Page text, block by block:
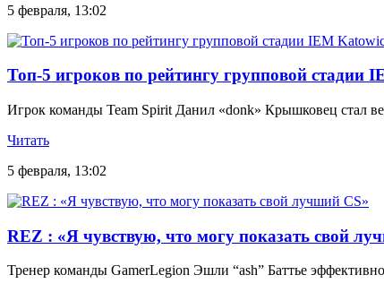
5 февраля, 13:02
Топ-5 игроков по рейтингу групповой стадии
Игрок команды Team Spirit Данил «donk» Крышковец стал
Читать
5 февраля, 13:02
REZ : «Я чувствую, что могу показать свой
Тренер команды GamerLegion Эшли “ash” Баттье